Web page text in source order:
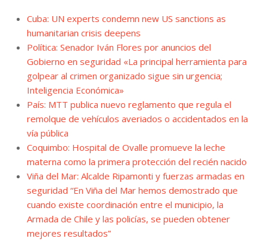
Cuba: UN experts condemn new US sanctions as
humanitarian crisis deepens
Política: Senador Iván Flores por anuncios del
Gobierno en seguridad «La principal herramienta para
golpear al crimen organizado sigue sin urgencia;
Inteligencia Económica»
País: MTT publica nuevo reglamento que regula el
remolque de vehículos averiados o accidentados en la
vía pública
Coquimbo: Hospital de Ovalle promueve la leche
materna como la primera protección del recién nacido
Viña del Mar: Alcalde Ripamonti y fuerzas armadas en
seguridad “En Viña del Mar hemos demostrado que
cuando existe coordinación entre el municipio, la
Armada de Chile y las policías, se pueden obtener
mejores resultados”